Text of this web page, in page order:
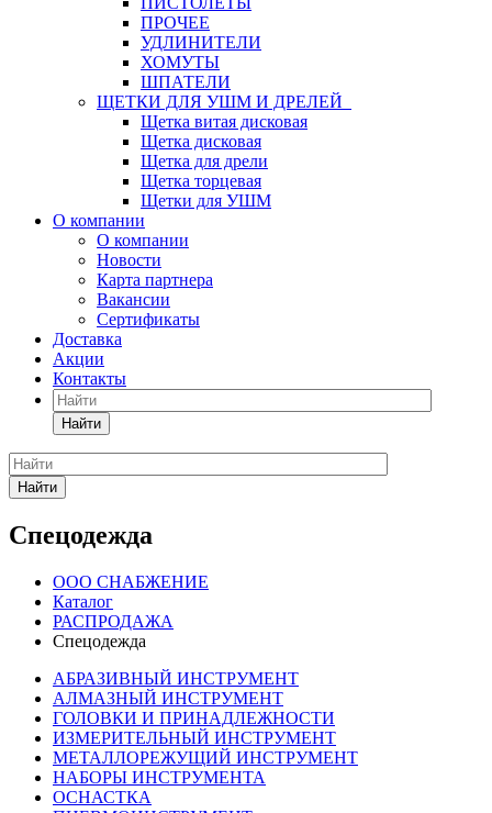
ПРОЧЕЕ
УДЛИНИТЕЛИ
ХОМУТЫ
ШПАТЕЛИ
ЩЕТКИ ДЛЯ УШМ И ДРЕЛЕЙ
Щетка витая дисковая
Щетка дисковая
Щетка для дрели
Щетка торцевая
Щетки для УШМ
О компании
О компании
Новости
Карта партнера
Вакансии
Сертификаты
Доставка
Акции
Контакты
Найти
Найти
Спецодежда
ООО СНАБЖЕНИЕ
Каталог
РАСПРОДАЖА
Спецодежда
АБРАЗИВНЫЙ ИНСТРУМЕНТ
АЛМАЗНЫЙ ИНСТРУМЕНТ
ГОЛОВКИ И ПРИНАДЛЕЖНОСТИ
ИЗМЕРИТЕЛЬНЫЙ ИНСТРУМЕНТ
МЕТАЛЛОРЕЖУЩИЙ ИНСТРУМЕНТ
НАБОРЫ ИНСТРУМЕНТА
ОСНАСТКА